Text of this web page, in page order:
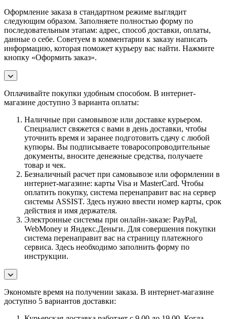
Оформление заказа в стандартном режиме выглядит
следующим образом. Заполняете полностью форму по
последовательным этапам: адрес, способ доставки, оплаты,
данные о себе. Советуем в комментарии к заказу написать
информацию, которая поможет курьеру вас найти. Нажмите
кнопку «Оформить заказ».
Оплачивайте покупки удобным способом. В интернет-
магазине доступно 3 варианта оплаты:
Наличные при самовывозе или доставке курьером.
Специалист свяжется с вами в день доставки, чтобы
уточнить время и заранее подготовить сдачу с любой
купюры. Вы подписываете товаросопроводительные
документы, вносите денежные средства, получаете
товар и чек.
Безналичный расчет при самовывозе или оформлении в
интернет-магазине: карты Visa и MasterCard. Чтобы
оплатить покупку, система перенаправит вас на сервер
системы ASSIST. Здесь нужно ввести номер карты, срок
действия и имя держателя.
Электронные системы при онлайн-заказе: PayPal,
WebMoney и Яндекс.Деньги. Для совершения покупки
система перенаправит вас на страницу платежного
сервиса. Здесь необходимо заполнить форму по
инструкции.
Экономьте время на получении заказа. В интернет-магазине
доступно 5 вариантов доставки: